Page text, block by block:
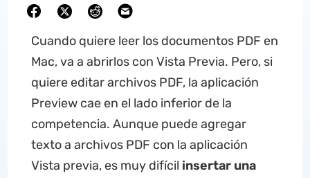
Cuando quiere leer los documentos PDF en
Mac, va a abrirlos con Vista Previa. Pero, si
quiere editar archivos PDF, la aplicación
Preview cae en el lado inferior de la
competencia. Aunque puede agregar
texto a archivos PDF con la aplicación
Vista previa, es muy difícil insertar una